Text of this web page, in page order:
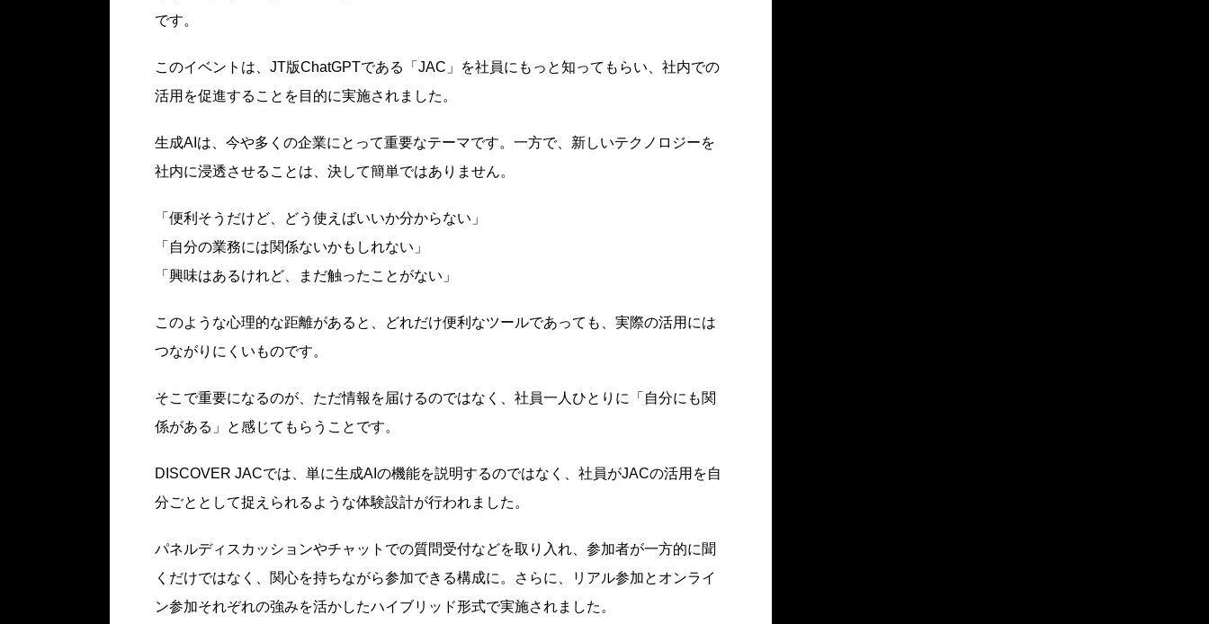
です。
このイベントは、JT版ChatGPTである「JAC」を社員にもっと知ってもらい、社内での
活用を促進することを目的に実施されました。
生成AIは、今や多くの企業にとって重要なテーマです。一方で、新しいテクノロジーを
社内に浸透させることは、決して簡単ではありません。
「便利そうだけど、どう使えばいいか分からない」
「自分の業務には関係ないかもしれない」
「興味はあるけれど、まだ触ったことがない」
このような心理的な距離があると、どれだけ便利なツールであっても、実際の活用には
つながりにくいものです。
そこで重要になるのが、ただ情報を届けるのではなく、社員一人ひとりに「自分にも関
係がある」と感じてもらうことです。
DISCOVER JACでは、単に生成AIの機能を説明するのではなく、社員がJACの活用を自
分ごととして捉えられるような体験設計が行われました。
パネルディスカッションやチャットでの質問受付などを取り入れ、参加者が一方的に聞
くだけではなく、関心を持ちながら参加できる構成に。さらに、リアル参加とオンライ
ン参加それぞれの強みを活かしたハイブリッド形式で実施されました。